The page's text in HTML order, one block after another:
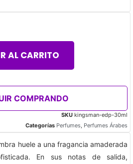
AL CARRITO
COMPRANDO
SKU kingsman-edp-30ml
Categorías Perfumes, Perfumes Árabes
huele a una fragancia amaderada
En sus notas de salida,